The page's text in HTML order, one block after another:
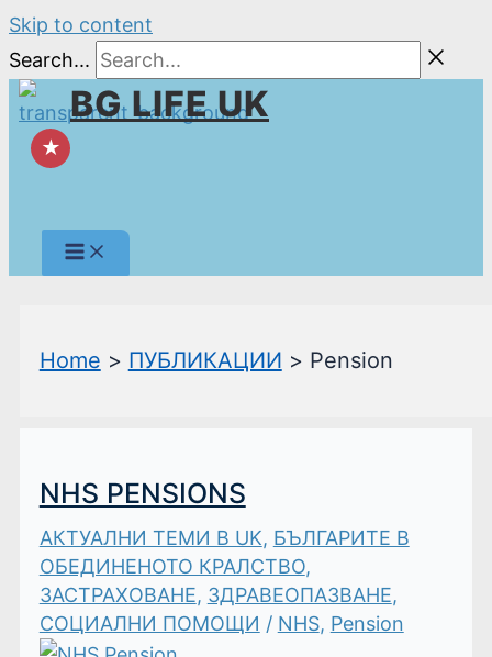
Skip to content
Search...
BG LIFE UK
★
Home ПУБЛИКАЦИИ Pension
NHS PENSIONS
АКТУАЛНИ ТЕМИ В UK, БЪЛГАРИТЕ В
ОБЕДИНЕНОТО КРАЛСТВО,
ЗАСТРАХОВАНЕ, ЗДРАВЕОПАЗВАНЕ,
СОЦИАЛНИ ПОМОЩИ / NHS, Pension